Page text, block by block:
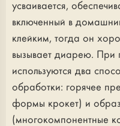
усваивается,
включенный в
клейким, тогда он
вызывает диарею. При
используются два
обработки: горячее
формы крокет) и
(многокомпонентные